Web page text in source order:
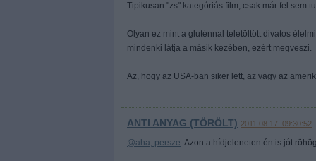
Tipikusan "zs" kategóriás film, csak már fel sem
Olyan ez mint a gluténnal teletöltött divatos
mindenki látja a másik kezében, ezért megveszi.
Az, hogy az USA-ban siker lett, az vagy az
ANTI ANYAG (TÖRÖLT) 2011.08.17. 09:30:52
@aha, persze: Azon a hídjeleneten én is jót